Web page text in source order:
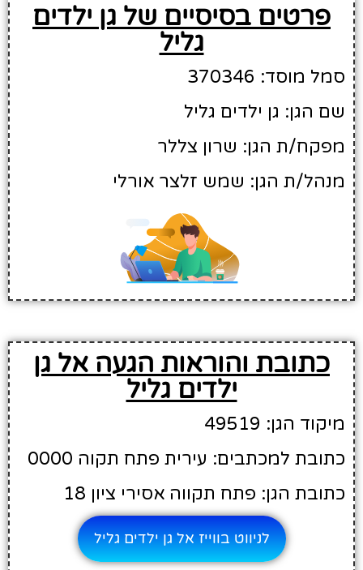
פרטים בסיסיים של גן ילדים
גליל
סמל מוסד: 370346
שם הגן: גן ילדים גליל
מפקח/ת הגן: שרון צללר
מנהל/ת הגן: שמש זלצר אורלי
כתובת והוראות הגעה אל גן
ילדים גליל
מיקוד הגן: 49519
כתובת למכתבים: עירית פתח תקוה 0000
כתובת הגן: פתח תקווה אסירי ציון 18
לניווט בווייז אל גן ילדים גליל